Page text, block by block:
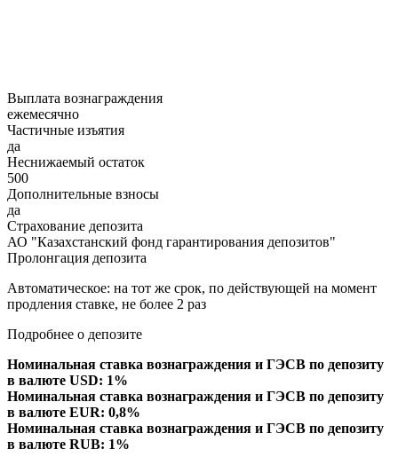
Выплата вознаграждения
ежемесячно
Частичные изъятия
да
Неснижаемый остаток
500
Дополнительные взносы
да
Страхование депозита
АО "Казахстанский фонд гарантирования депозитов"
Пролонгация депозита
Автоматическое: на тот же срок, по действующей на момент
продления ставке, не более 2 раз
Подробнее о депозите
Номинальная ставка вознаграждения и ГЭСВ по депозиту
в валюте USD: 1%
Номинальная ставка вознаграждения и ГЭСВ по депозиту
в валюте EUR: 0,8%
Номинальная ставка вознаграждения и ГЭСВ по депозиту
в валюте RUB: 1%